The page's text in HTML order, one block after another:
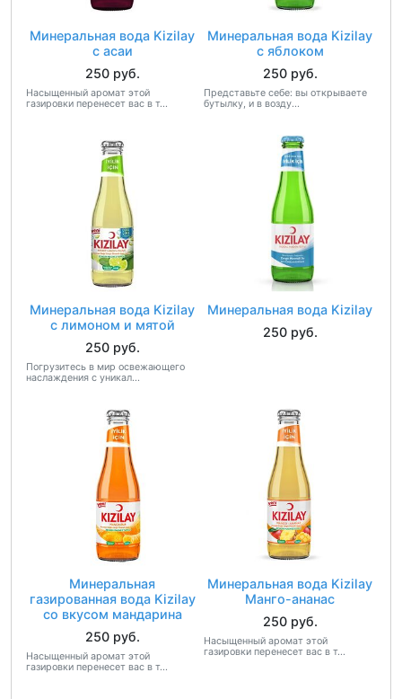
Минеральная вода Kizilay
с асаи
250 руб.
Насыщенный аромат этой
газировки перенесет вас в т...
Минеральная вода Kizilay
с яблоком
250 руб.
Представьте себе: вы открываете
бутылку, и в возду...
Минеральная вода Kizilay
с лимоном и мятой
250 руб.
Погрузитесь в мир освежающего
наслаждения с уникал...
Минеральная вода Kizilay
250 руб.
Минеральная
газированная вода Kizilay
со вкусом мандарина
250 руб.
Насыщенный аромат этой
газировки перенесет вас в т...
Минеральная вода Kizilay
Манго-ананас
250 руб.
Насыщенный аромат этой
газировки перенесет вас в т...